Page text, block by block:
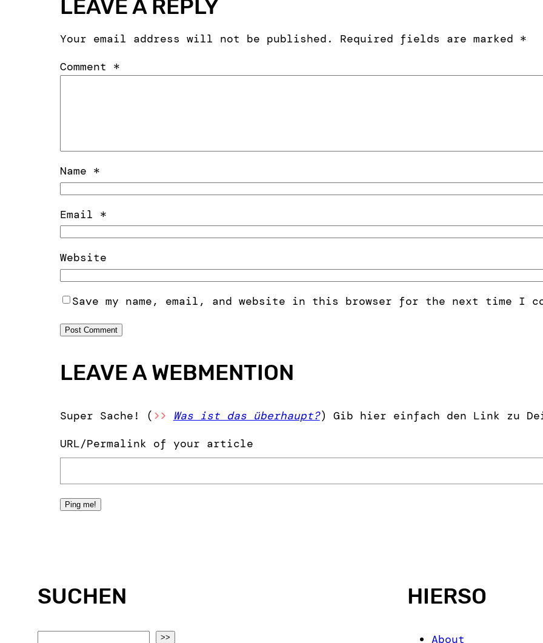
LEAVE A REPLY
Your email address will not be published. Required fields are marked *
Comment *
Name *
Email *
Website
Save my name, email, and website in this browser for the next time I
LEAVE A WEBMENTION
Super Sache! ( >> Was ist das überhaupt?) Gib hier einfach den Link zu
URL/Permalink of your article
SUCHEN
>>
HIERSO
About